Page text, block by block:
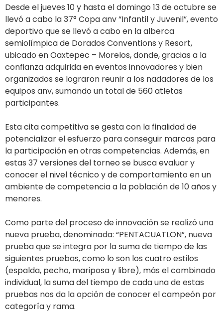
Desde el jueves 10 y hasta el domingo 13 de octubre se
llevó a cabo la 37° Copa anv “Infantil y Juvenil”, evento
deportivo que se llevó a cabo en la alberca
semiolímpica de Dorados Conventions y Resort,
ubicado en Oaxtepec – Morelos, donde, gracias a la
confianza adquirida en eventos innovadores y bien
organizados se lograron reunir a los nadadores de los
equipos anv, sumando un total de 560 atletas
participantes.
Esta cita competitiva se gesta con la finalidad de
potencializar el esfuerzo para conseguir marcas para
la participación en otras competencias. Además, en
estas 37 versiones del torneo se busca evaluar y
conocer el nivel técnico y de comportamiento en un
ambiente de competencia a la población de 10 años y
menores.
Como parte del proceso de innovación se realizó una
nueva prueba, denominada: “PENTACUATLON”, nueva
prueba que se integra por la suma de tiempo de las
siguientes pruebas, como lo son los cuatro estilos
(espalda, pecho, mariposa y libre), más el combinado
individual, la suma del tiempo de cada una de estas
pruebas nos da la opción de conocer el campeón por
categoría y rama.